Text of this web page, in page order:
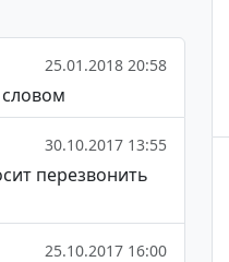
25.01.2018 20:58
30.10.2017 13:55
перезвонить
25.10.2017 16:00